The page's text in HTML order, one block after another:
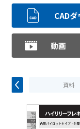
CAD
動画
資料